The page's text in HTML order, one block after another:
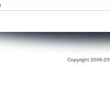
Copyright 2006-